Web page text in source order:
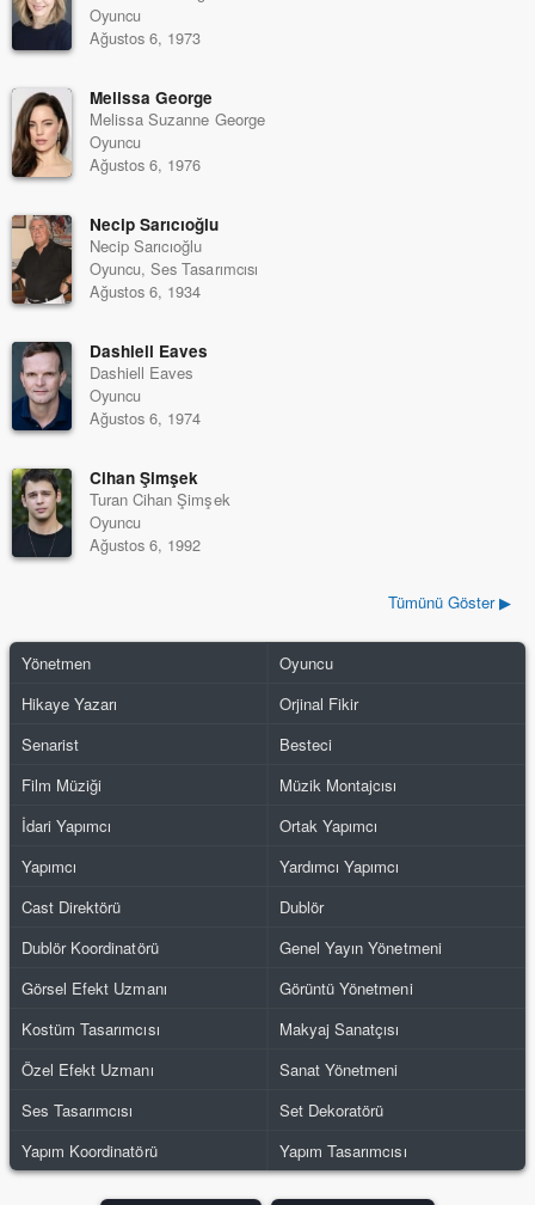
Oyuncu
Ağustos 6, 1973
Melissa George
Melissa Suzanne George
Oyuncu
Ağustos 6, 1976
Necip Sarıcıoğlu
Necip Sarıcıoğlu
Oyuncu, Ses Tasarımcısı
Ağustos 6, 1934
Dashiell Eaves
Dashiell Eaves
Oyuncu
Ağustos 6, 1974
Cihan Şimşek
Turan Cihan Şimşek
Oyuncu
Ağustos 6, 1992
Tümünü Göster ▶
Yönetmen
Oyuncu
Hikaye Yazarı
Orjinal Fikir
Senarist
Besteci
Film Müziği
Müzik Montajcısı
İdari Yapımcı
Ortak Yapımcı
Yapımcı
Yardımcı Yapımcı
Cast Direktörü
Dublör
Dublör Koordinatörü
Genel Yayın Yönetmeni
Görsel Efekt Uzmanı
Görüntü Yönetmeni
Kostüm Tasarımcısı
Makyaj Sanatçısı
Özel Efekt Uzmanı
Sanat Yönetmeni
Ses Tasarımcısı
Set Dekoratörü
Yapım Koordinatörü
Yapım Tasarımcısı